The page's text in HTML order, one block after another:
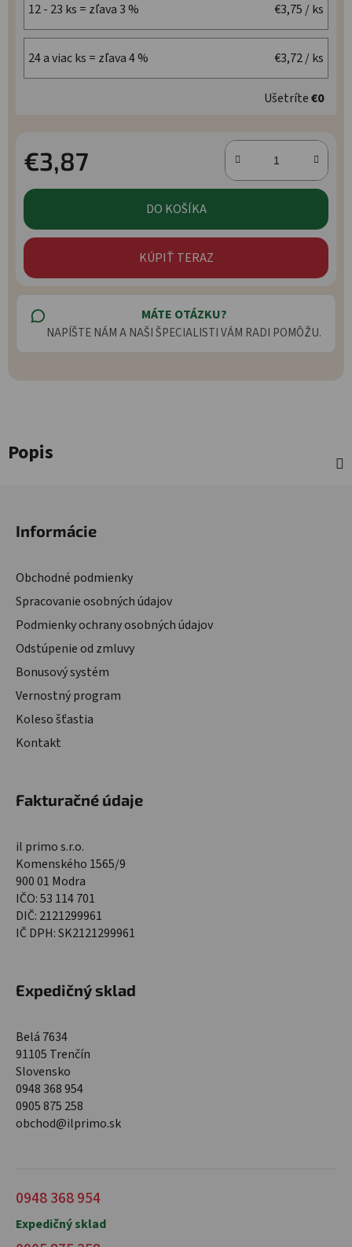
12 - 23 ks = zľava 3 % €3,75 / ks
24 a viac ks = zľava 4 % €3,72/ ks
Ušetríte€0
€3,87
Jednotková cena:
DO KOŠÍKA
KÚPIŤ TERAZ
MÁTE OTÁZKU?
NAPÍŠTE NÁM A NAŠI ŠPECIALISTI VÁM RADI POMÔŽU.
Popis
Informácie
Obchodné podmienky
Spracovanie osobných údajov
Podmienky ochrany osobných údajov
Odstúpenie od zmluvy
Bonusový systém
Vernostný program
Koleso šťastia
Kontakt
Fakturačné údaje
il primo s.r.o.
Komenského 1565/9
900 01 Modra
IČO: 53 114 701
DIČ: 2121299961
IČ DPH: SK2121299961
Expedičný sklad
Belá 7634
91105 Trenčín
Slovensko
0948 368 954
0905 875 258
obchod@ilprimo.sk
0948 368 954
Expedičný sklad